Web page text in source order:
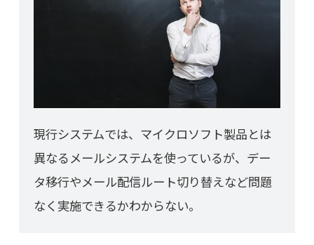
現行システムでは、マイクロソフト製品とは
異なるメールシステムを使っているが、デー
タ移行やメール配信ルート切り替えなど問題
なく実施できるかわからない。